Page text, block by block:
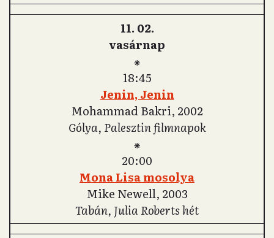
11. 02.
vasárnap
⁕
18:45
Jenin, Jenin
Mohammad Bakri, 2002
Gólya, Palesztin filmnapok
⁕
20:00
Mona Lisa mosolya
Mike Newell, 2003
Tabán, Julia Roberts hét